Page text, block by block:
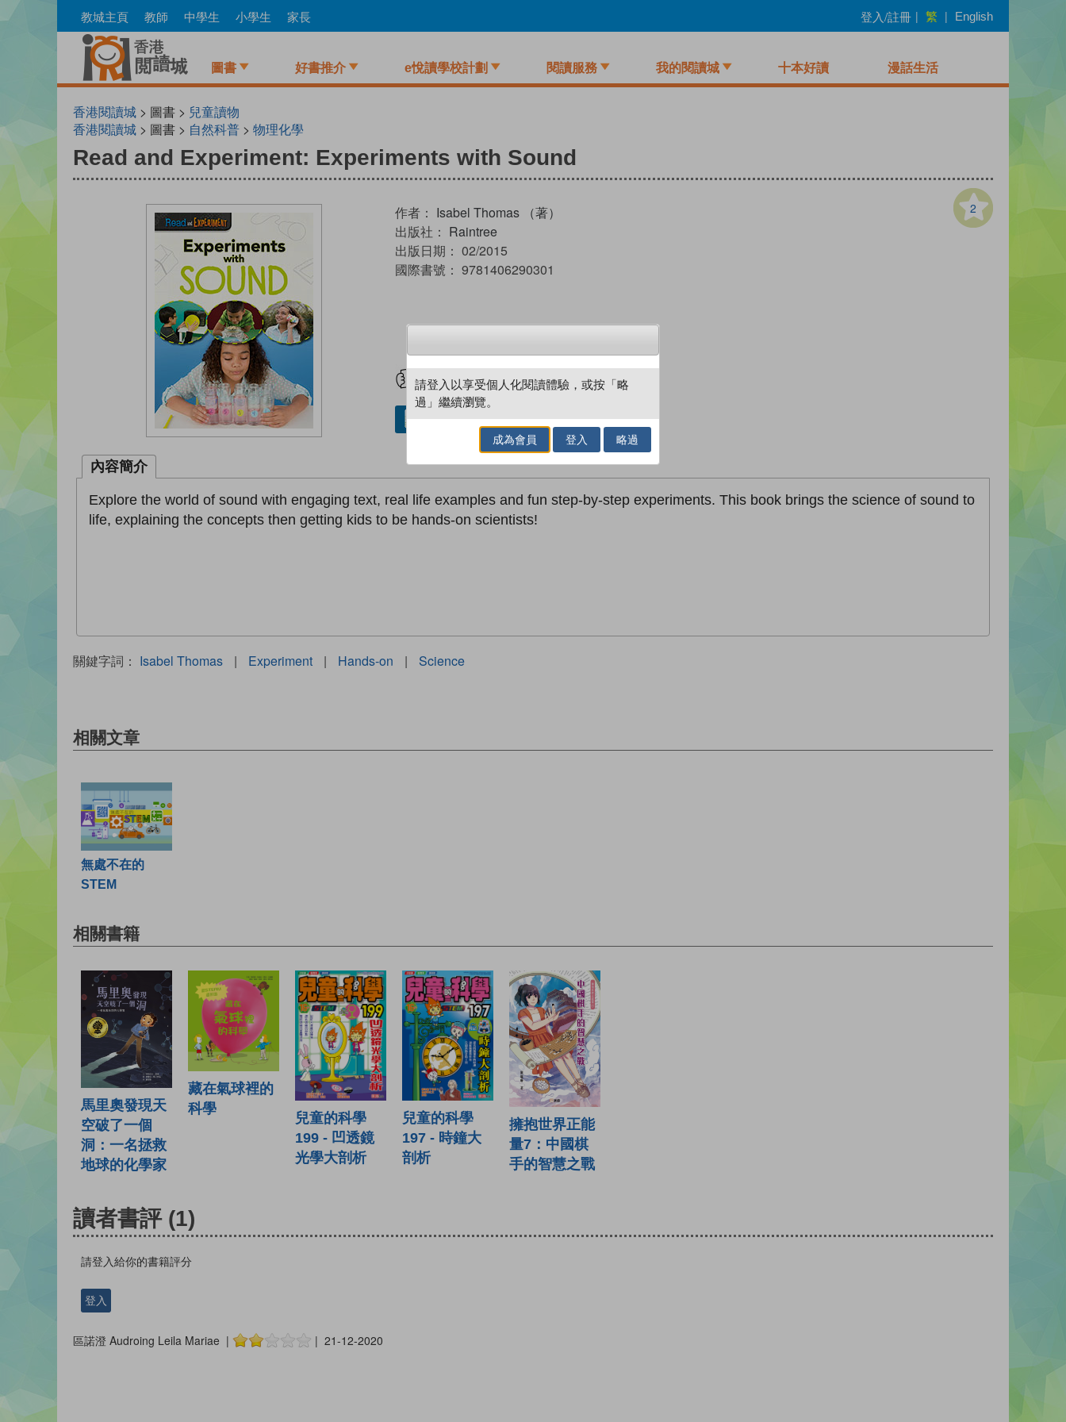
to
教城主頁 教師 中學生 小學生 家長 登入/註冊 | 繁 | English
圖書 好書推介 e悅讀學校計劃 閱讀服務 我的閱讀城 十本好讀 漫話生活
香港閱讀城 > 圖書 > 兒童讀物
香港閱讀城 > 圖書 > 自然科普 > 物理化學
Read and Experiment: Experiments with Sound
2
作者： Isabel Thomas （著）
出版社： Raintree
出版日期： 02/2015
國際書號： 9781406290301
試閲 加入閱讀紀錄
借閱實體書
內容簡介
Explore the world of sound with engaging text, real life examples and fun step-by-step experiments. This book brings the science of sound to
life, explaining the concepts then getting kids to be hands-on scientists!
關鍵字詞： Isabel Thomas | Experiment | Hands-on | Science
相關文章
無處不在的
STEM
相關書籍
馬里奧發現天
空破了一個
洞：一名拯救
地球的化學家
藏在氣球裡的
科學
兒童的科學
199 - 凹透鏡
光學大剖析
兒童的科學
197 - 時鐘大
剖析
擁抱世界正能
量7：中國棋
手的智慧之戰
讀者書評 (1)
請登入給你的書籍評分
登入
區諾澄 Audroing Leila Mariae | | 21-12-2020
請登入以享受個人化閱讀體驗，或按「略
過」繼續瀏覽。
成為會員 登入 略過